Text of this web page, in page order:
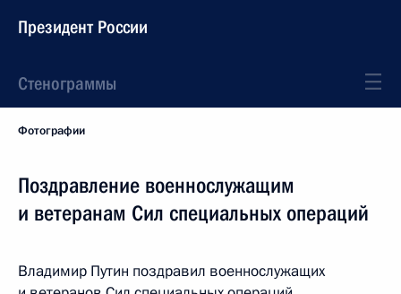
Президент России
Стенограммы
Фотографии
Поздравление военнослужащим
и ветеранам Сил специальных операций
Владимир Путин поздравил военнослужащих